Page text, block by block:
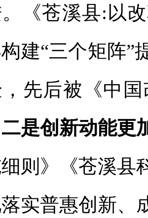
《苍溪县:以
建“三个矩阵”
先后被《中
二是创新动能更
则》《苍溪县
实普惠创新、